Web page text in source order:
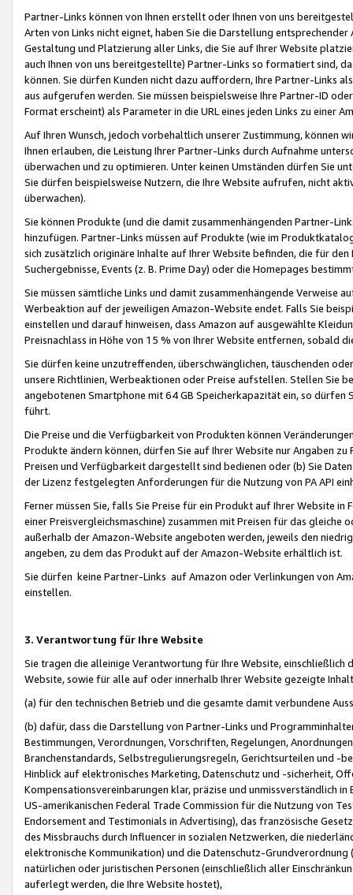
Partner-Links können von Ihnen erstellt oder Ihnen von uns
Arten von Links nicht eignet, haben Sie die Darstellung
Gestaltung und Platzierung aller Links, die Sie auf Ihrer Website
auch Ihnen von uns bereitgestellte) Partner-Links so formatiert sind,
können. Sie dürfen Kunden nicht dazu auffordern, Ihre Partner-Links
aus aufgerufen werden. Sie müssen beispielsweise Ihre Partner-ID
Format erscheint) als Parameter in die URL eines jeden Links zu einer
Auf Ihren Wunsch, jedoch vorbehaltlich unserer Zustimmung, können
Ihnen erlauben, die Leistung Ihrer Partner-Links durch Aufnahme
überwachen und zu optimieren. Unter keinen Umständen dürfen Sie
Sie dürfen beispielsweise Nutzern, die Ihre Website aufrufen, nicht
überwachen).
Sie können Produkte (und die damit zusammenhängenden Partner-
hinzufügen. Partner-Links müssen auf Produkte (wie im
sich zusätzlich originäre Inhalte auf Ihrer Website befinden, die für
Suchergebnisse, Events (z. B. Prime Day) oder die Homepages
Sie müssen sämtliche Links und damit zusammenhängende
Werbeaktion auf der jeweiligen Amazon-Website endet. Falls Sie
einstellen und darauf hinweisen, dass Amazon auf ausgewählte
Preisnachlass in Höhe von 15 % von Ihrer Website entfernen, sobald
Sie dürfen keine unzutreffenden, überschwänglichen, täuschenden
unsere Richtlinien, Werbeaktionen oder Preise aufstellen. Stellen Sie
angebotenen Smartphone mit 64 GB Speicherkapazität ein, so dürfen
führt.
Die Preise und die Verfügbarkeit von Produkten können
Produkte ändern können, dürfen Sie auf Ihrer Website nur Angaben
Preisen und Verfügbarkeit dargestellt sind bedienen oder (b) Sie
der Lizenz festgelegten Anforderungen für die Nutzung von PA API
Ferner müssen Sie, falls Sie Preise für ein Produkt auf Ihrer Website
einer Preisvergleichsmaschine) zusammen mit Preisen für das
außerhalb der Amazon-Website angeboten werden, jeweils den
angeben, zu dem das Produkt auf der Amazon-Website erhältlich ist.
Sie dürfen keine Partner-Links auf Amazon oder Verlinkungen von
einstellen.
3. Verantwortung für Ihre Website
Sie tragen die alleinige Verantwortung für Ihre Website,
Website, sowie für alle auf oder innerhalb Ihrer Website gezeigte
(a) für den technischen Betrieb und die gesamte damit verbundene
(b) dafür, dass die Darstellung von Partner-Links und
Bestimmungen, Verordnungen, Vorschriften, Regelungen,
Branchenstandards, Selbstregulierungsregeln, Gerichtsurteilen und -
Hinblick auf elektronisches Marketing, Datenschutz und -sicherheit,
Kompensationsvereinbarungen klar, präzise und unmissverständlich
US-amerikanischen Federal Trade Commission für die Nutzung von
Endorsement and Testimonials in Advertising), das französische
des Missbrauchs durch Influencer in sozialen Netzwerken, die
elektronische Kommunikation) und die Datenschutz-
natürlichen oder juristischen Personen (einschließlich aller
auferlegt werden, die Ihre Website hostet),